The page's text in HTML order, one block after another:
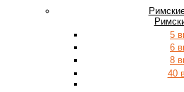
5
6
8
40